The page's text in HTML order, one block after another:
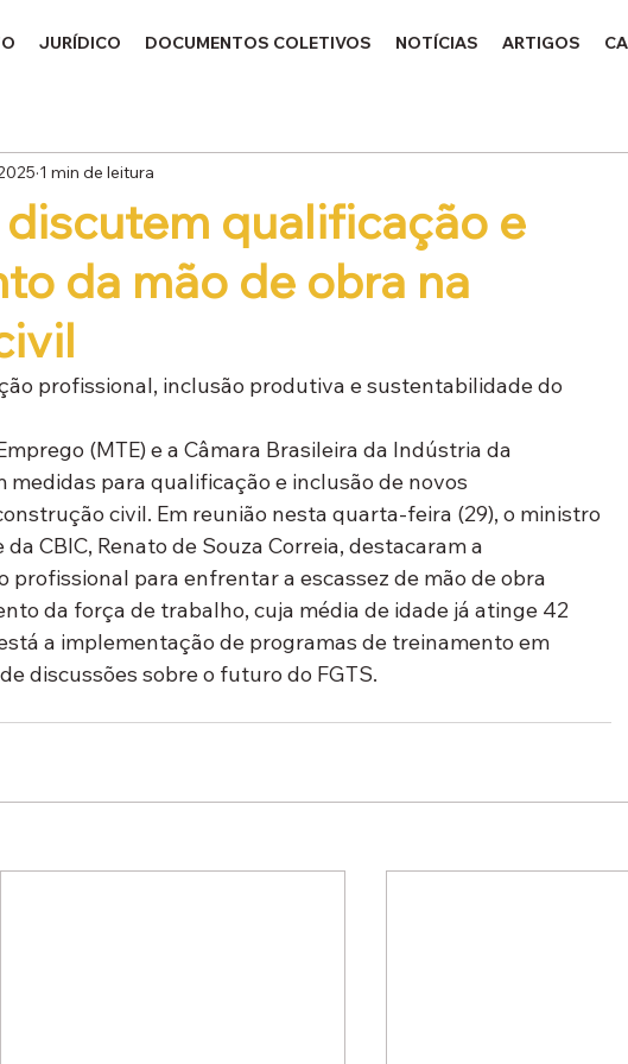
JURÍDICO DOCUMENTOS COLETIVOS NOTÍCIAS ARTIGOS
discutem qualificação e
da mão de obra na
1 min de leitura
profissional, inclusão produtiva e sustentabilidade do
(MTE) e a Câmara Brasileira da Indústria da
medidas para qualificação e inclusão de novos
civil. Em reunião nesta quarta-feira (29), o ministro
CBIC, Renato de Souza Correia, destacaram a
profissional para enfrentar a escassez de mão de obra
da força de trabalho, cuja média de idade já atinge 42
a implementação de programas de treinamento em
discussões sobre o futuro do FGTS.